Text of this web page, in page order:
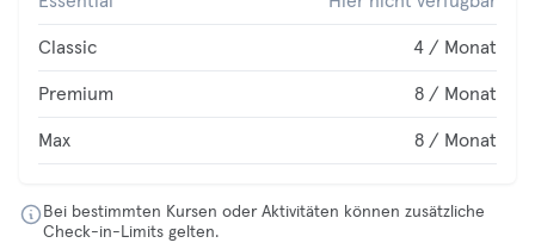
Classic 4 / Monat
Premium 8 / Monat
Max 8 / Monat
Bei bestimmten Kursen oder Aktivitäten können zusätzliche
Check-in-Limits gelten.